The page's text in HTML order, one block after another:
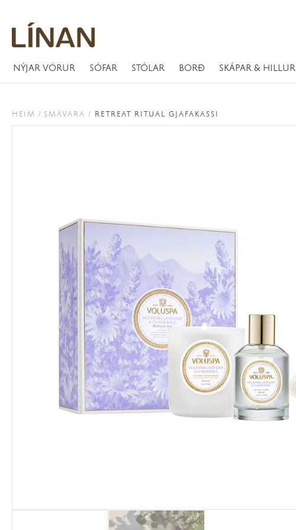
NÝJAR VÖRUR SÓFAR STÓLAR BORÐ SKÁPAR & HILLUR
HEIM SMÁVARA RETREAT RITUAL GJAFAKASSI